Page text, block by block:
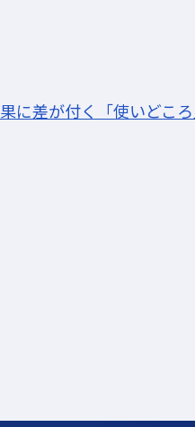
に差が付く「使いどこ